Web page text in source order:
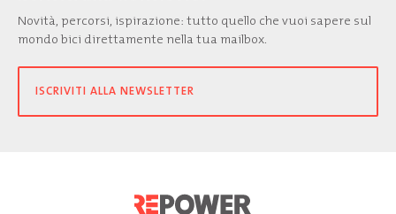
Novità, percorsi, ispirazione: tutto quello che vuoi sapere sul
mondo bici direttamente nella tua mailbox.
ISCRIVITI ALLA NEWSLETTER